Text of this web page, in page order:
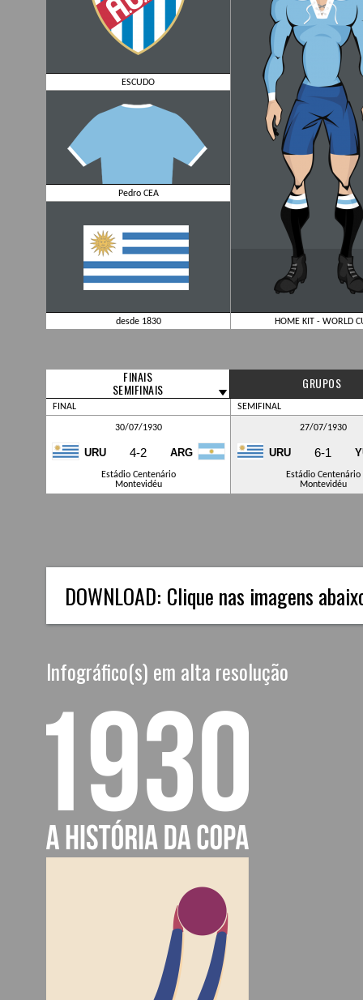
ESCUDO
Pedro CEA
desde 1830 HOME KIT - WORLD
FINAIS
SEMIFINAIS GRUPOS
FINAL SEMIFINAL
30/07/1930
URU 4-2 ARG
Estádio Centenário
Montevidéu
27/07/1930
URU 6-1
Estádio Centenário
Montevidéu
DOWNLOAD: Clique nas imagens
Infográfico(s) em alta resolução